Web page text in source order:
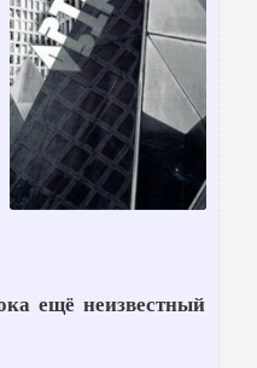
ещё неизвестный